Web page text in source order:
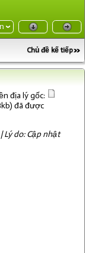
Chủ đề kế tiếp
địa lý gốc:
đã được
Lý do: Cập nhật